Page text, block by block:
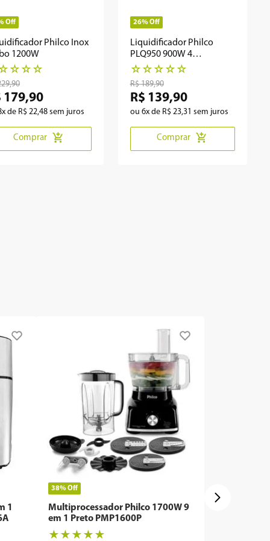
Off
Philco Inox
1200W
☆ ☆ ☆
,90
179,90
x de R$ 22,48 sem juros
Comprar
26% Off
Liquidificador Philco
PLQ950 900W 4
velocidades
☆ ☆ ☆ ☆ ☆
R$ 189,90
R$ 139,90
ou 6x de R$ 23,31 sem juros
Comprar
1
38%Off
Multiprocessador Philco 1700W 9
em 1 Preto PMP1600P
★ ★ ★ ★ ★